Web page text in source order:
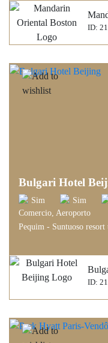
ID:
Bulgari Hotel
Sim Sim
Comercio, Aeroporto
Pequim - Suntuoso
ID: